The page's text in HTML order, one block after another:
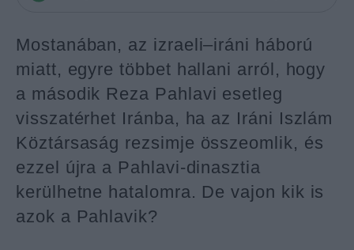
Mostanában, az izraeli–iráni háború
miatt, egyre többet hallani arról, hogy
a második Reza Pahlavi esetleg
visszatérhet Iránba, ha az Iráni Iszlám
Köztársaság rezsimje összeomlik, és
ezzel újra a Pahlavi-dinasztia
kerülhetne hatalomra. De vajon kik is
azok a Pahlavik?